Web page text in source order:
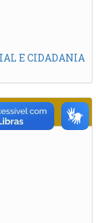
E CIDADANIA